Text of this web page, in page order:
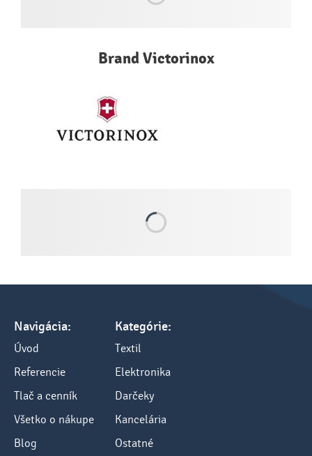
Brand Victorinox
Navigácia:
Úvod
Referencie
Tlač a cenník
Všetko o nákupe
Blog
Kategórie:
Textil
Elektronika
Darčeky
Kancelária
Ostatné